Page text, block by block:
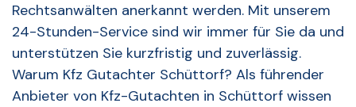
Rechtsanwälten anerkannt werden. Mit unserem
24-Stunden-Service sind wir immer für Sie da und
unterstützen Sie kurzfristig und zuverlässig.
Warum Kfz Gutachter Schüttorf? Als führender
Anbieter von Kfz-Gutachten in Schüttorf wissen